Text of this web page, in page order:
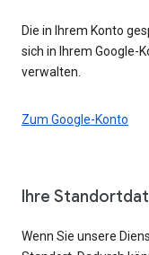
Die in Ihrem Konto
sich in Ihrem Google-
verwalten.
Zum Google-Konto
Ihre
Wenn Sie unsere